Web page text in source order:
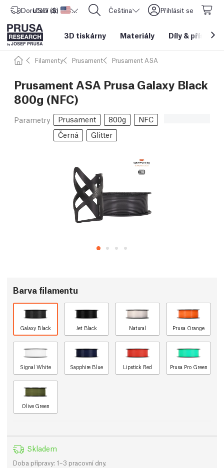
Doručení do Spojené státy americké
USD ($) CORE One L: Nyní skladem! Čeština Přihlásit se
3D tiskárny Materiály Díly &
Filamenty Prusament Prusament ASA
Prusament ASA Prusa Galaxy Black
800g (NFC)
Parametry Prusament 800g
NFC
Černá
Glitter
Barva filamentu
Galaxy Black Jet Black Natural Prusa Orange
Signal White Sapphire Blue Lipstick Red Prusa Pro Green
Olive Green
Skladem
Doba přípravy: 1–3 pracovní dny.